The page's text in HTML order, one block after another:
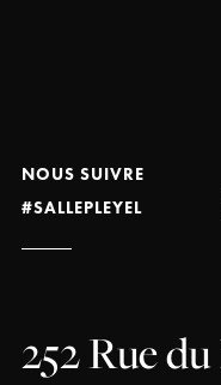
NOUS SUIVRE
#SALLEPLEYEL
252 Rue